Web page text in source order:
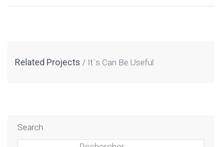
Related Projects It`s Can Be Useful
Search